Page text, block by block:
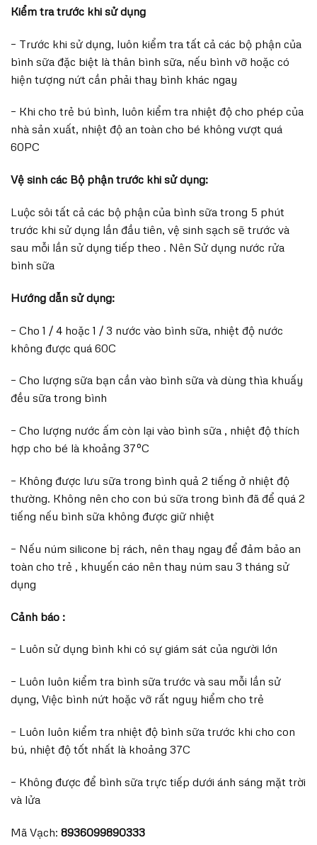
Kiểm tra trước khi sử dụng
– Trước khi sử dụng, luôn kiểm tra tất cả các bộ phận của
bình sữa đặc biệt là thân bình sữa, nếu bình vỡ hoặc có
hiện tượng nứt cần phải thay bình khác ngay
– Khi cho trẻ bú bình, luôn kiểm tra nhiệt độ cho phép của
nhà sản xuất, nhiệt độ an toàn cho bé không vượt quá
60PC
Vệ sinh các Bộ phận trước khi sử dụng:
Luộc sôi tất cả các bộ phận của bình sữa trong 5 phút
trước khi sử dụng lần đầu tiên, vệ sinh sạch sẽ trước và
sau mỗi lần sử dụng tiếp theo . Nên Sử dụng nước rửa
bình sữa
Hướng dẫn sử dụng:
– Cho 1 / 4 hoặc 1 / 3 nước vào bình sữa, nhiệt độ nước
không được quá 60C
– Cho lượng sữa bạn cần vào bình sữa và dùng thìa khuấy
đều sữa trong bình
– Cho lượng nước ấm còn lại vào bình sữa , nhiệt độ thích
hợp cho bé là khoảng 37ºC
– Không được lưu sữa trong bình quả 2 tiếng ở nhiệt độ
thường. Không nên cho con bú sữa trong bình đã để quá 2
tiếng nếu bình sữa không được giữ nhiệt
– Nếu núm silicone bị rách, nên thay ngay để đảm bảo an
toàn cho trẻ , khuyến cáo nên thay núm sau 3 tháng sử
dụng
Cảnh báo :
– Luôn sử dụng bình khi có sự giám sát của người lớn
– Luôn luôn kiểm tra bình sữa trước và sau mỗi lần sử
dụng, Việc bình nứt hoặc vỡ rất nguy hiểm cho trẻ
– Luôn luôn kiểm tra nhiệt độ bình sữa trước khi cho con
bú, nhiệt độ tốt nhất là khoảng 37C
– Không được để bình sữa trực tiếp dưới ánh sáng mặt trời
và lửa
Mã Vạch: 8936099890333